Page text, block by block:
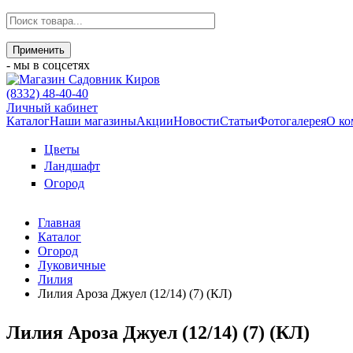
- мы в соцсетях
(8332) 48-40-40
Личный кабинет
КаталогНаши магазиныАкцииНовостиСтатьиФотогалереяО
Цветы
Ландшафт
Огород
Главная
Каталог
Огород
Луковичные
Лилия
Лилия Ароза Джуел (12/14) (7) (КЛ)
Лилия Ароза Джуел (12/14) (7) (КЛ)